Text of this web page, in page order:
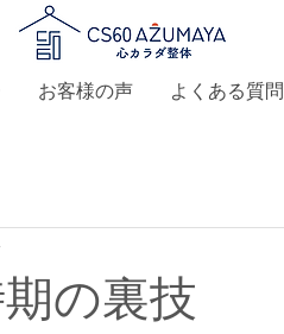
お客様の声 よくある質問
の裏技